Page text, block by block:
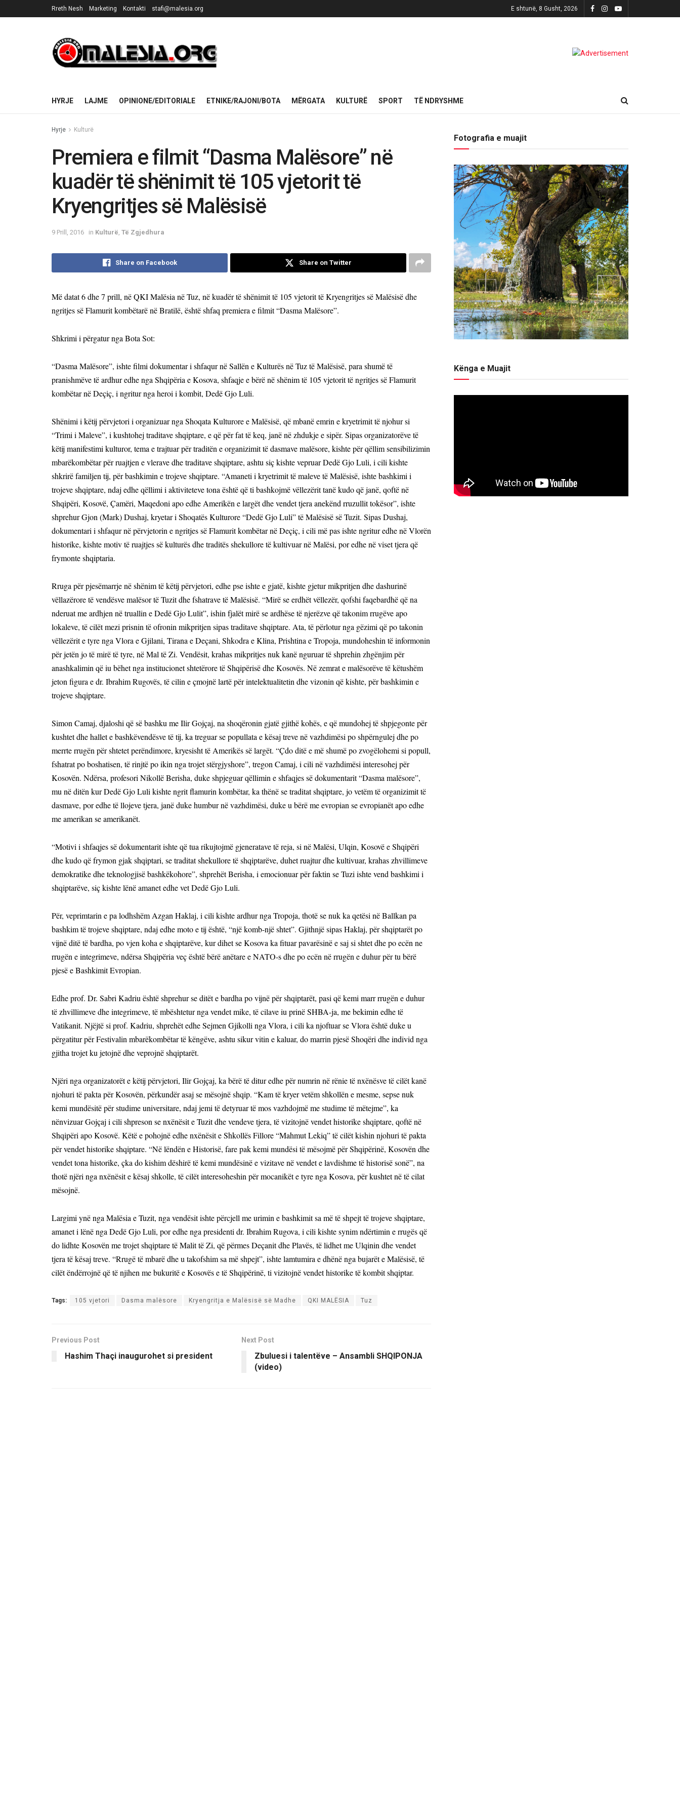
Rreth Nesh Marketing Kontakti stafi@malesia.org E shtunë, 8 Gusht, 2026
HYRJE LAJME OPINIONE/EDITORIALE ETNIKE/RAJONI/BOTA MËRGATA KULTURË SPORT TË NDRYSHME
Hyrje Kulturë
Premiera e filmit “Dasma Malësore” në
kuadër të shënimit të 105 vjetorit të
Kryengritjes së Malësisë
9 Prill, 2016 in Kulturë Të Zgjedhura
Share on Facebook Share on Twitter
Më datat 6 dhe 7 prill, në QKI Malësia në Tuz, në kuadër të shënimit të 105 vjetorit të Kryengritjes së Malësisë dhe
ngritjes së Flamurit kombëtarë në Bratilë, është shfaq premiera e filmit “Dasma Malësore”.
Shkrimi i përgatur nga Bota Sot:
“Dasma Malësore”, ishte filmi dokumentar i shfaqur në Sallën e Kulturës në Tuz të Malësisë, para shumë të
pranishmëve të ardhur edhe nga Shqipëria e Kosova, shfaqje e bërë në shënim të 105 vjetorit të ngritjes së Flamurit
kombëtar në Deçiç, i ngritur nga heroi i kombit, Dedë Gjo Luli.
Shënimi i këtij përvjetori i organizuar nga Shoqata Kulturore e Malësisë, që mbanë emrin e kryetrimit të njohur si
“Trimi i Maleve”, i kushtohej traditave shqiptare, e që për fat të keq, janë në zhdukje e sipër. Sipas organizatorëve të
këtij manifestimi kulturor, tema e trajtuar për traditën e organizimit të dasmave malësore, kishte për qëllim sensibilizimin
mbarëkombëtar për ruajtjen e vlerave dhe traditave shqiptare, ashtu siç kishte vepruar Dedë Gjo Luli, i cili kishte
shkrirë familjen tij, për bashkimin e trojeve shqiptare. “Amaneti i kryetrimit të maleve të Malësisë, ishte bashkimi i
trojeve shqiptare, ndaj edhe qëllimi i aktiviteteve tona është që ti bashkojmë vëllezërit tanë kudo që janë, qoftë në
Shqipëri, Kosovë, Çamëri, Maqedoni apo edhe Amerikën e largët dhe vendet tjera anekënd rruzullit tokësor”, ishte
shprehur Gjon (Mark) Dushaj, kryetar i Shoqatës Kulturore “Dedë Gjo Luli” të Malësisë së Tuzit. Sipas Dushaj,
dokumentari i shfaqur në përvjetorin e ngritjes së Flamurit kombëtar në Deçiç, i cili më pas ishte ngritur edhe në Vlorën
historike, kishte motiv të ruajtjes së kulturës dhe traditës shekullore të kultivuar në Malësi, por edhe në viset tjera që
frymonte shqiptaria.
Rruga për pjesëmarrje në shënim të këtij përvjetori, edhe pse ishte e gjatë, kishte gjetur mikpritjen dhe dashurinë
vëllazërore të vendësve malësor të Tuzit dhe fshatrave të Malësisë. “Mirë se erdhët vëllezër, qofshi faqebardhë që na
nderuat me ardhjen në truallin e Dedë Gjo Lulit”, ishin fjalët mirë se ardhëse të njerëzve që takonim rrugëve apo
lokaleve, të cilët mezi prisnin të ofronin mikpritjen sipas traditave shqiptare. Ata, të përlotur nga gëzimi që po takonin
vëllezërit e tyre nga Vlora e Gjilani, Tirana e Deçani, Shkodra e Klina, Prishtina e Tropoja, mundoheshin të informonin
për jetën jo të mirë të tyre, në Mal të Zi. Vendësit, krahas mikpritjes nuk kanë nguruar të shprehin zhgënjim për
anashkalimin që iu bëhet nga institucionet shtetërore të Shqipërisë dhe Kosovës. Në zemrat e malësorëve të këtushëm
jeton figura e dr. Ibrahim Rugovës, të cilin e çmojnë lartë për intelektualitetin dhe vizonin që kishte, për bashkimin e
trojeve shqiptare.
Simon Camaj, djaloshi që së bashku me Ilir Gojçaj, na shoqëronin gjatë gjithë kohës, e që mundohej të shpjegonte për
kushtet dhe hallet e bashkëvendësve të tij, ka treguar se popullata e kësaj treve në vazhdimësi po shpërngulej dhe po
merrte rrugën për shtetet perëndimore, kryesisht të Amerikës së largët. “Çdo ditë e më shumë po zvogëlohemi si popull,
fshatrat po boshatisen, të rinjtë po ikin nga trojet stërgjyshore”, tregon Camaj, i cili në vazhdimësi interesohej për
Kosovën. Ndërsa, profesori Nikollë Berisha, duke shpjeguar qëllimin e shfaqjes së dokumentarit “Dasma malësore”,
mu në ditën kur Dedë Gjo Luli kishte ngrit flamurin kombëtar, ka thënë se traditat shqiptare, jo vetëm të organizimit të
dasmave, por edhe të llojeve tjera, janë duke humbur në vazhdimësi, duke u bërë me evropian se evropianët apo edhe
me amerikan se amerikanët.
“Motivi i shfaqjes së dokumentarit ishte që tua rikujtojmë gjeneratave të reja, si në Malësi, Ulqin, Kosovë e Shqipëri
dhe kudo që frymon gjak shqiptari, se traditat shekullore të shqiptarëve, duhet ruajtur dhe kultivuar, krahas zhvillimeve
demokratike dhe teknologjisë bashkëkohore”, shprehët Berisha, i emocionuar për faktin se Tuzi ishte vend bashkimi i
shqiptarëve, siç kishte lënë amanet edhe vet Dedë Gjo Luli.
Për, veprimtarin e pa lodhshëm Azgan Haklaj, i cili kishte ardhur nga Tropoja, thotë se nuk ka qetësi në Ballkan pa
bashkim të trojeve shqiptare, ndaj edhe moto e tij është, “një komb-një shtet”. Gjithnjë sipas Haklaj, për shqiptarët po
vijnë ditë të bardha, po vjen koha e shqiptarëve, kur dihet se Kosova ka fituar pavarësinë e saj si shtet dhe po ecën ne
rrugën e integrimeve, ndërsa Shqipëria veç është bërë anëtare e NATO-s dhe po ecën në rrugën e duhur për tu bërë
pjesë e Bashkimit Evropian.
Edhe prof. Dr. Sabri Kadriu është shprehur se ditët e bardha po vijnë për shqiptarët, pasi që kemi marr rrugën e duhur
të zhvillimeve dhe integrimeve, të mbështetur nga vendet mike, të cilave iu prinë SHBA-ja, me bekimin edhe të
Vatikanit. Njëjtë si prof. Kadriu, shprehët edhe Sejmen Gjikolli nga Vlora, i cili ka njoftuar se Vlora është duke u
përgatitur për Festivalin mbarëkombëtar të këngëve, ashtu sikur vitin e kaluar, do marrin pjesë Shoqëri dhe individ nga
gjitha trojet ku jetojnë dhe veprojnë shqiptarët.
Njëri nga organizatorët e këtij përvjetori, Ilir Gojçaj, ka bërë të ditur edhe për numrin në rënie të nxënësve të cilët kanë
njohuri të pakta për Kosovën, përkundër asaj se mësojnë shqip. “Kam të kryer vetëm shkollën e mesme, sepse nuk
kemi mundësitë për studime universitare, ndaj jemi të detyruar të mos vazhdojmë me studime të mëtejme”, ka
nënvizuar Gojçaj i cili shpreson se nxënësit e Tuzit dhe vendeve tjera, të vizitojnë vendet historike shqiptare, qoftë në
Shqipëri apo Kosovë. Këtë e pohojnë edhe nxënësit e Shkollës Fillore “Mahmut Lekiq” të cilët kishin njohuri të pakta
për vendet historike shqiptare. “Në lëndën e Historisë, fare pak kemi mundësi të mësojmë për Shqipërinë, Kosovën dhe
vendet tona historike, çka do kishim dëshirë të kemi mundësinë e vizitave në vendet e lavdishme të historisë sonë”, na
thotë njëri nga nxënësit e kësaj shkolle, të cilët interesoheshin për mocanikët e tyre nga Kosova, për kushtet në të cilat
mësojnë.
Largimi ynë nga Malësia e Tuzit, nga vendësit ishte përcjell me urimin e bashkimit sa më të shpejt të trojeve shqiptare,
amanet i lënë nga Dedë Gjo Luli, por edhe nga presidenti dr. Ibrahim Rugova, i cili kishte synim ndërtimin e rrugës që
do lidhte Kosovën me trojet shqiptare të Malit të Zi, që përmes Deçanit dhe Plavës, të lidhet me Ulqinin dhe vendet
tjera të kësaj treve. “Rrugë të mbarë dhe u takofshim sa më shpejt”, ishte lamtumira e dhënë nga bujarët e Malësisë, të
cilët ëndërrojnë që të njihen me bukuritë e Kosovës e të Shqipërinë, ti vizitojnë vendet historike të kombit shqiptar.
Tags: 105 vjetori Dasma malësore Kryengritja e Malësisë së Madhe QKI MALËSIA Tuz
Previous Post
Hashim Thaçi inaugurohet si president
Next Post
Zbuluesi i talentëve – Ansambli SHQIPONJA
(video)
Fotografia e muajit
Kënga e Muajit